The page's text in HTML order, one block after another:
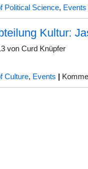
Political Science, Events
Kultur:
von Curd Knüpfer
Culture, Events